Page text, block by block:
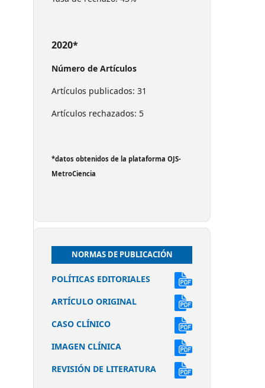
2020*
Número de Artículos
Artículos publicados: 31
Artículos rechazados: 5
*datos obtenidos de la plataforma OJS-
MetroCiencia
NORMAS DE PUBLICACIÓN
POLÍTICAS EDITORIALES
ARTÍCULO ORIGINAL
CASO CLÍNICO
IMAGEN CLÍNICA
REVISIÓN DE LITERATURA